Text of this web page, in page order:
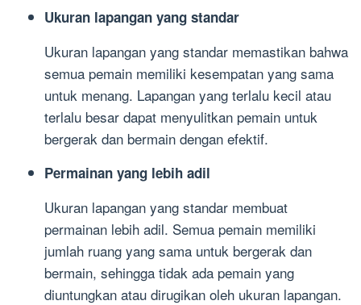
Ukuran lapangan yang standar
Ukuran lapangan yang standar memastikan bahwa
semua pemain memiliki kesempatan yang sama
untuk menang. Lapangan yang terlalu kecil atau
terlalu besar dapat menyulitkan pemain untuk
bergerak dan bermain dengan efektif.
Permainan yang lebih adil
Ukuran lapangan yang standar membuat
permainan lebih adil. Semua pemain memiliki
jumlah ruang yang sama untuk bergerak dan
bermain, sehingga tidak ada pemain yang
diuntungkan atau dirugikan oleh ukuran lapangan.